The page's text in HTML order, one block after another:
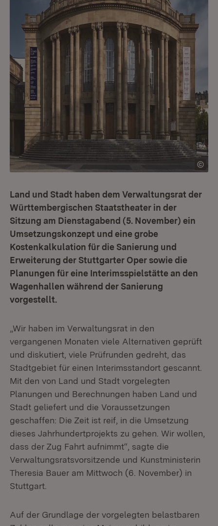
Land und Stadt haben dem Verwaltungsrat der
Württembergischen Staatstheater in der
Sitzung am Dienstagabend (5. November) ein
Umsetzungskonzept und eine grobe
Kostenkalkulation für die Sanierung und
Erweiterung der Stuttgarter Oper sowie die
Planungen für eine Interimsspielstätte an den
Wagenhallen während der Sanierung
vorgestellt.
„Wir haben im Verwaltungsrat in den
vergangenen Monaten viele Alternativen geprüft
und diskutiert, viele Prüfrunden gedreht, das
Stadtgebiet für einen Interimsstandort gescannt.
Mit den von Land und Stadt vorgelegten
Planungen und Berechnungen haben Land und
Stadt geliefert und die Voraussetzungen
geschaffen: Die Zeit ist reif, in die Umsetzung
dieses Jahrhundertprojekts zu gehen. Wir wollen,
dass der Zug Fahrt aufnimmt“, sagte die
Verwaltungsratsvorsitzende und Kunstministerin
Theresia Bauer am Mittwoch (6. November) in
Stuttgart.
Auf der Grundlage der vorgelegten belastbaren